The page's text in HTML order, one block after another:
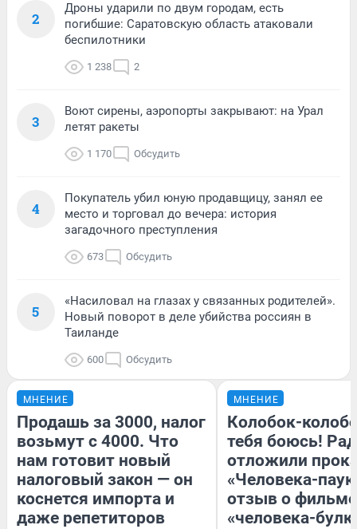
2
Дроны ударили по двум городам, есть
погибшие: Саратовскую область атаковали
беспилотники
1 238 2
3
Воют сирены, аэропорты закрывают: на Урал
летят ракеты
1 170 Обсудить
4
Покупатель убил юную продавщицу, занял ее
место и торговал до вечера: история
загадочного преступления
673 Обсудить
5
«Насиловал на глазах у связанных родителей».
Новый поворот в деле убийства россиян в
Таиланде
600 Обсудить
МНЕНИЕ
Продашь за 3000, налог
возьмут с 4000. Что
нам готовит новый
налоговый закон — он
коснется импорта и
даже репетиторов
МНЕНИЕ
Колобок-
тебя боюсь!
отложили
«Человека-
отзыв о
«человека-